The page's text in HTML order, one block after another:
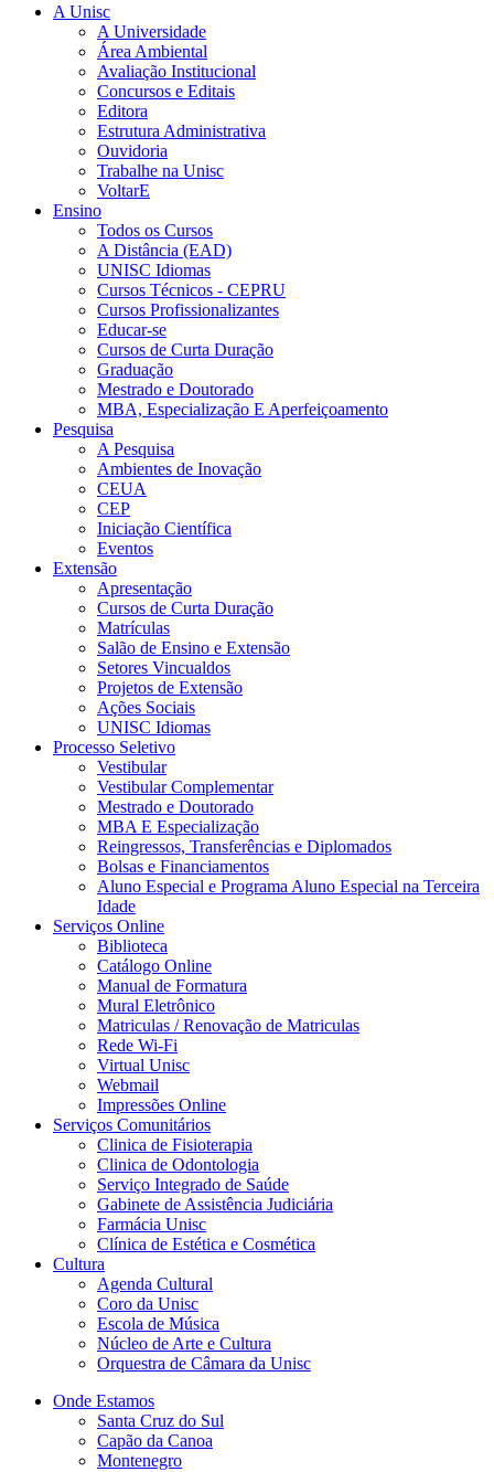
A Unisc
A Universidade
Área Ambiental
Avaliação Institucional
Concursos e Editais
Editora
Estrutura Administrativa
Ouvidoria
Trabalhe na Unisc
VoltarE
Ensino
Todos os Cursos
A Distância (EAD)
UNISC Idiomas
Cursos Técnicos - CEPRU
Cursos Profissionalizantes
Educar-se
Cursos de Curta Duração
Graduação
Mestrado e Doutorado
MBA, Especialização E Aperfeiçoamento
Pesquisa
A Pesquisa
Ambientes de Inovação
CEUA
CEP
Iniciação Científica
Eventos
Extensão
Apresentação
Cursos de Curta Duração
Matrículas
Salão de Ensino e Extensão
Setores Vincualdos
Projetos de Extensão
Ações Sociais
UNISC Idiomas
Processo Seletivo
Vestibular
Vestibular Complementar
Mestrado e Doutorado
MBA E Especialização
Reingressos, Transferências e Diplomados
Bolsas e Financiamentos
Aluno Especial e Programa Aluno Especial na Terceira
Idade
Serviços Online
Biblioteca
Catálogo Online
Manual de Formatura
Mural Eletrônico
Matriculas / Renovação de Matriculas
Rede Wi-Fi
Virtual Unisc
Webmail
Impressões Online
Serviços Comunitários
Clinica de Fisioterapia
Clinica de Odontologia
Serviço Integrado de Saúde
Gabinete de Assistência Judiciária
Farmácia Unisc
Clínica de Estética e Cosmética
Cultura
Agenda Cultural
Coro da Unisc
Escola de Música
Núcleo de Arte e Cultura
Orquestra de Câmara da Unisc
Onde Estamos
Santa Cruz do Sul
Capão da Canoa
Montenegro